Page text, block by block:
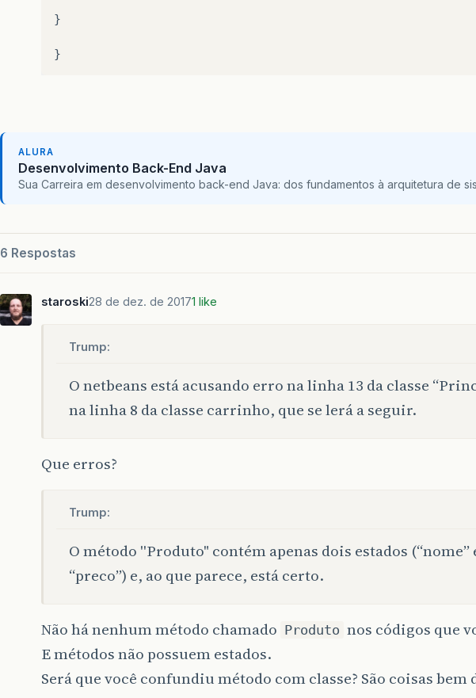
}
}
ALURA
Desenvolvimento Back-End Java
Sua Carreira em desenvolvimento back-end Java: dos fundamentos à arquitetura de
6 Respostas
staroski28 de dez. de 20171 like
Trump:
O netbeans está acusando erro na linha 13 da classe
na linha 8 da classe carrinho, que se lerá a seguir.
Que erros?
Trump:
O método ''Produto" contém apenas dois estados (“nome”
“preco”) e, ao que parece, está certo.
Não há nenhum método chamado Produto nos códigos que
E métodos não possuem estados.
Será que você confundiu método com classe? São coisas